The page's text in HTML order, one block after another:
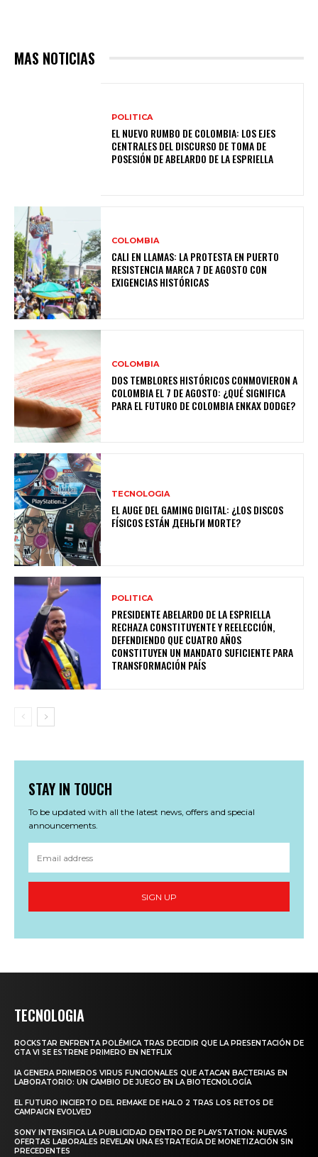
MAS NOTICIAS
POLITICA
EL NUEVO RUMBO DE COLOMBIA: LOS EJES
CENTRALES DEL DISCURSO DE TOMA DE
POSESIÓN DE ABELARDO DE LA ESPRIELLA
COLOMBIA
CALI EN LLAMAS: LA PROTESTA EN PUERTO
RESISTENCIA MARCA 7 DE AGOSTO CON
EXIGENCIAS HISTÓRICAS
COLOMBIA
DOS TEMBLORES HISTÓRICOS CONMOVIERON A
COLOMBIA EL 7 DE AGOSTO: ¿QUÉ SIGNIFICA
PARA EL FUTURO DE COLOMBIA ENКАХ DODGE?
TECNOLOGIA
EL AUGE DEL GAMING DIGITAL: ¿LOS DISCOS
FÍSICOS ESTÁN ДЕНЬГИ MORTE?
POLITICA
PRESIDENTE ABELARDO DE LA ESPRIELLA
RECHAZA CONSTITUYENTE Y REELECCIÓN,
DEFENDIENDO QUE CUATRO AÑOS
CONSTITUYEN UN MANDATO SUFICIENTE PARA
TRANSFORMACIÓN PAÍS
STAY IN TOUCH
To be updated with all the latest news, offers and special
announcements.
SIGN UP
TECNOLOGIA
ROCKSTAR ENFRENTA POLÉMICA TRAS DECIDIR QUE LA PRESENTACIÓN DE
GTA VI SE ESTRENE PRIMERO EN NETFLIX
IA GENERA PRIMEROS VIRUS FUNCIONALES QUE ATACAN BACTERIAS EN
LABORATORIO: UN CAMBIO DE JUEGO EN LA BIOTECNOLOGÍA
EL FUTURO INCIERTO DEL REMAKE DE HALO 2 TRAS LOS RETOS DE
CAMPAIGN EVOLVED
SONY INTENSIFICA LA PUBLICIDAD DENTRO DE PLAYSTATION: NUEVAS
OFERTAS LABORALES REVELAN UNA ESTRATEGIA DE MONETIZACIÓN SIN
PRECEDENTES